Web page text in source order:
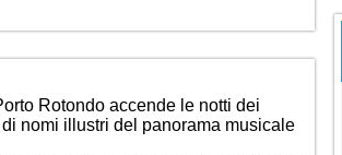
Rotondo accende le notti dei
nomi illustri del panorama musicale
<
Calendario Eventi
Ottobre 2026
>
Lun Mar Mer Gio Ven Sab